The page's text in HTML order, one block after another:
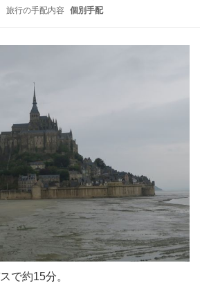
旅行の手配内容 個別手配
で約15分。